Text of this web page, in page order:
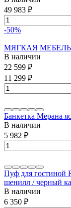
49 983 ₽
-50%
МЯГКАЯ МЕБЕЛЬ,
В наличии
22 599 ₽
11 299 ₽
Банкетка Мерана
В наличии
5 982 ₽
Пуф для гостиной
шенилл / черный
В наличии
6 350 ₽